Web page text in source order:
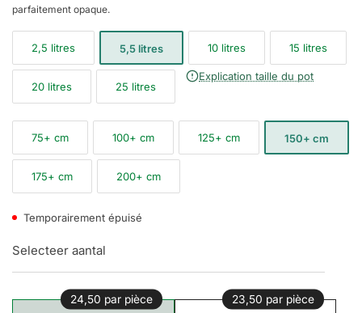
parfaitement opaque.
2,5 litres 5,5 litres 10 litres 15 litres
20 litres 25 litres
Explication taille du pot
75+ cm 100+ cm 125+ cm 150+ cm
175+ cm 200+ cm
Temporairement épuisé
Selecteer aantal
24,50 par pièce 23,50 par pièce